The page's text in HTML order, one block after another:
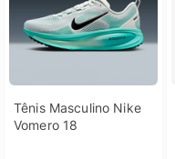
Tênis Masculino Nike
Vomero 18